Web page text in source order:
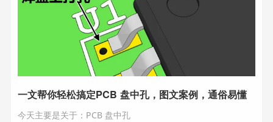
一文帮你轻松搞定PCB 盘中孔，图文案例，通俗易懂
今天主要是关于：PCB 盘中孔